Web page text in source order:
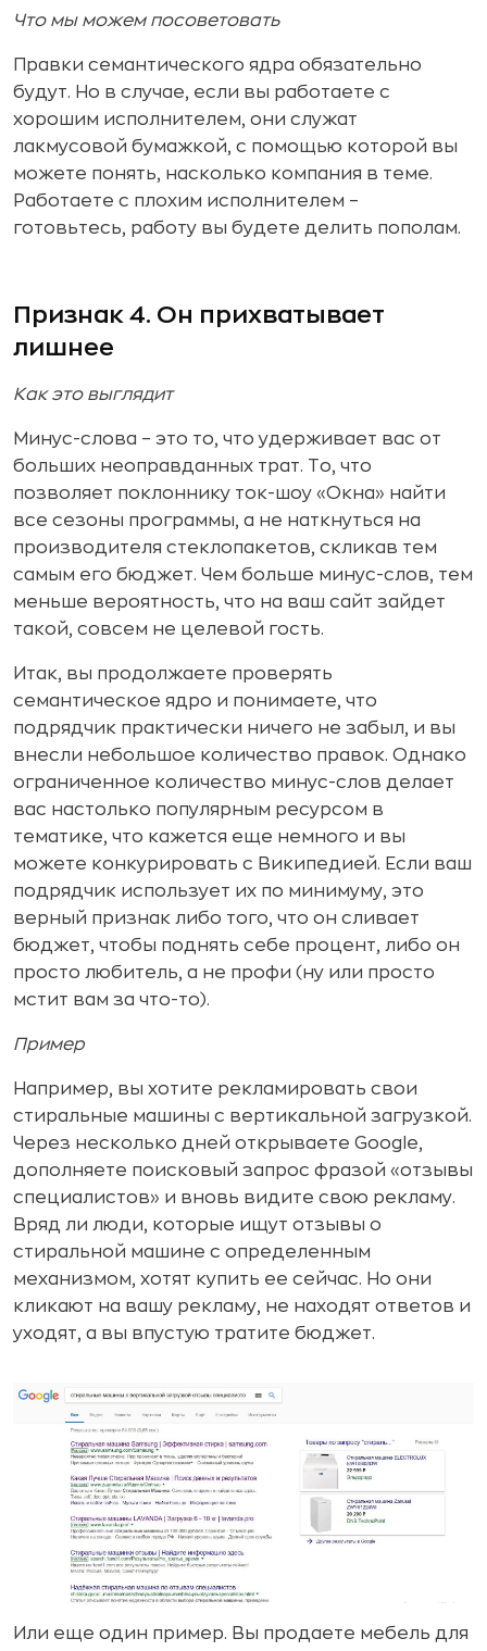
Что мы можем посоветовать
Правки семантического ядра обязательно
будут. Но в случае, если вы работаете с
хорошим исполнителем, они служат
лакмусовой бумажкой, с помощью которой вы
можете понять, насколько компания в теме.
Работаете с плохим исполнителем –
готовьтесь, работу вы будете делить пополам.
Признак 4. Он прихватывает
лишнее
Как это выглядит
Минус-слова – это то, что удерживает вас от
больших неоправданных трат. То, что
позволяет поклоннику ток-шоу «Окна» найти
все сезоны программы, а не наткнуться на
производителя стеклопакетов, скликав тем
самым его бюджет. Чем больше минус-слов, тем
меньше вероятность, что на ваш сайт зайдет
такой, совсем не целевой гость.
Итак, вы продолжаете проверять
семантическое ядро и понимаете, что
подрядчик практически ничего не забыл, и вы
внесли небольшое количество правок. Однако
ограниченное количество минус-слов делает
вас настолько популярным ресурсом в
тематике, что кажется еще немного и вы
можете конкурировать с Википедией. Если ваш
подрядчик использует их по минимуму, это
верный признак либо того, что он сливает
бюджет, чтобы поднять себе процент, либо он
просто любитель, а не профи (ну или просто
мстит вам за что-то).
Пример
Например, вы хотите рекламировать свои
стиральные машины с вертикальной загрузкой.
Через несколько дней открываете Google,
дополняете поисковый запрос фразой «отзывы
специалистов» и вновь видите свою рекламу.
Вряд ли люди, которые ищут отзывы о
стиральной машине с определенным
механизмом, хотят купить ее сейчас. Но они
кликают на вашу рекламу, не находят ответов и
уходят, а вы впустую тратите бюджет.
Или еще один пример. Вы продаете мебель для